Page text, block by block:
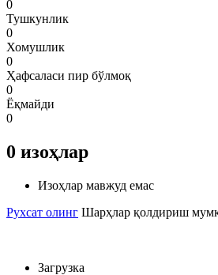
0
Тушкунлик
0
Хомушлик
0
Ҳафсаласи пир бўлмоқ
0
Ёқмайди
0
0 изоҳлар
Изоҳлар мавжуд емас
Рухсат олинг Шарҳлар қолдириш
Загрузка